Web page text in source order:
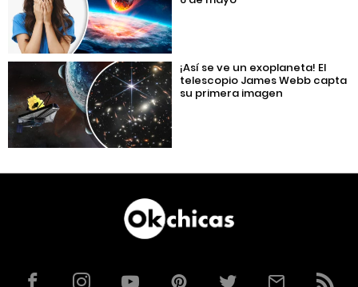
¡Así se ve un exoplaneta! El
telescopio James Webb capta
su primera imagen